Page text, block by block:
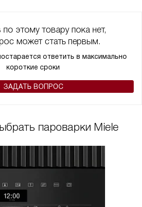
этому товару пока нет,
может стать первым.
ответить в максимально
короткие сроки
ЗАДАТЬ ВОПРОС
пароварки Miele